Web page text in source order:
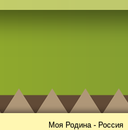
Моя Родина - Россия